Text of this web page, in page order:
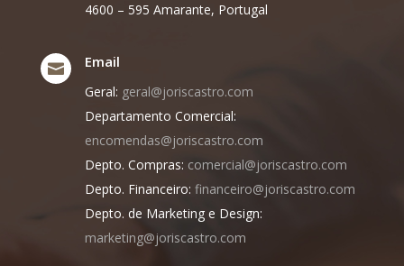
4600 – 595 Amarante, Portugal
 Email
Geral: geral@joriscastro.com
Departamento Comercial:
encomendas@joriscastro.com
Depto. Compras: comercial@joriscastro.com
Depto. Financeiro: financeiro@joriscastro.com
Depto. de Marketing e Design:
marketing@joriscastro.com